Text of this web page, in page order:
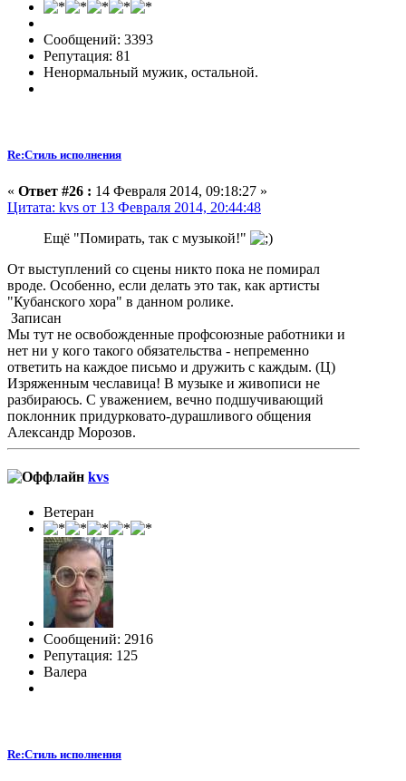
Сообщений: 3393
Репутация: 81
Ненормальный мужик, остальной.
Re:Стиль исполнения
« Ответ #26 : 14 Февраля 2014, 09:18:27 »
Цитата: kvs от 13 Февраля 2014, 20:44:48
Ещё "Помирать, так с музыкой!"
От выступлений со сцены никто пока не помирал
вроде. Особенно, если делать это так, как артисты
"Кубанского хора" в данном ролике.
Записан
Мы тут не освобожденные профсоюзные работники и
нет ни у кого такого обязательства - непременно
ответить на каждое письмо и дружить с каждым. (Ц)
Изряженным чеславица! В музыке и живописи не
разбираюсь. С уважением, вечно подшучивающий
поклонник придурковато-дурашливого общения
Александр Морозов.
kvs
Ветеран
Сообщений: 2916
Репутация: 125
Валера
Re:Стиль исполнения